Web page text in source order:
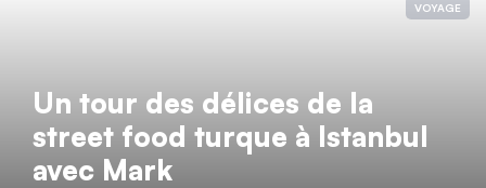
VOYAGE
Un tour des délices de la
street food turque à Istanbul
avec Mark